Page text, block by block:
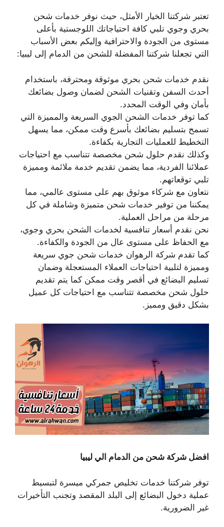
تعتبر شركتنا الخيار الأمثل، حيث نوفر خدمات شحن
بحري وجوي تلبي كافة احتياجاتك اللوجستية بأعلى
مستوى من الجودة والاحترافية وإليكم بعض الأسباب
التي تجعلنا شركتنا المفضلة للشحن من الدمام إلى ليبيا:
نقدم خدمات شحن بحري موثوقة ومحترفة، باستخدام
أحدث السفن وتقنيات الشحن لضمان وصول بضائعك
بأمان وفي الوقت المحدد.
كما توفر خدمات الشحن الجوي السريعة والمميزة التي
تسمح بتسليم بضائعك بأسرع وقت ممكن، مما يسهل
التخطيط للعمليات التجارية بكفاءة.
وكذلك نقدم حلول شحن مخصصة تتناسب مع احتياجات
عملائنا الفردية، مما يضمن تقديم خدمة ملائمة ومميزة
تلبي توقعاتهم.
نتعاون مع شركاء موثوق بهم على مستوى عالمي، مما
يمكننا من توفير خدمات شحن متميزة وشاملة في كل
مرحلة من مراحل العملية.
نحن نقدم أسعار تنافسية لخدمات الشحن بحري وجوي،
مع الحفاظ على مستوى عال من الجودة والكفاءة.
كما تقدم شركة الرهوان خدمات شحن جوي سريعة
ومميزة لتلبية احتياجات العملاء المستعجلة وضمان
تسليم البضائع في أقصر وقت ممكن كما يتم تقديم
حلول شحن مخصصة تتناسب مع احتياجات كل عميل
بشكل دقيق ومميز.
افضل شركة شحن من الدمام الي ليبيا
توفر شركتنا خدمات تخليص جمركي ميسرة لتبسيط
عملية دخول البضائع إلى البلد المقصد وتجنب التأخيرات
غير الضرورية.